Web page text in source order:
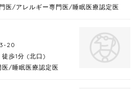
医/アレルギー専門医/睡眠医療認定医
20
歩1分 (北口)
医/睡眠医療認定医